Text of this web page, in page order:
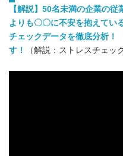
【解説】 50名未満の企業の従
よりも〇〇に不安を抱えてい
チェックデータを徹底分析
す！
（解説：ストレスチェ